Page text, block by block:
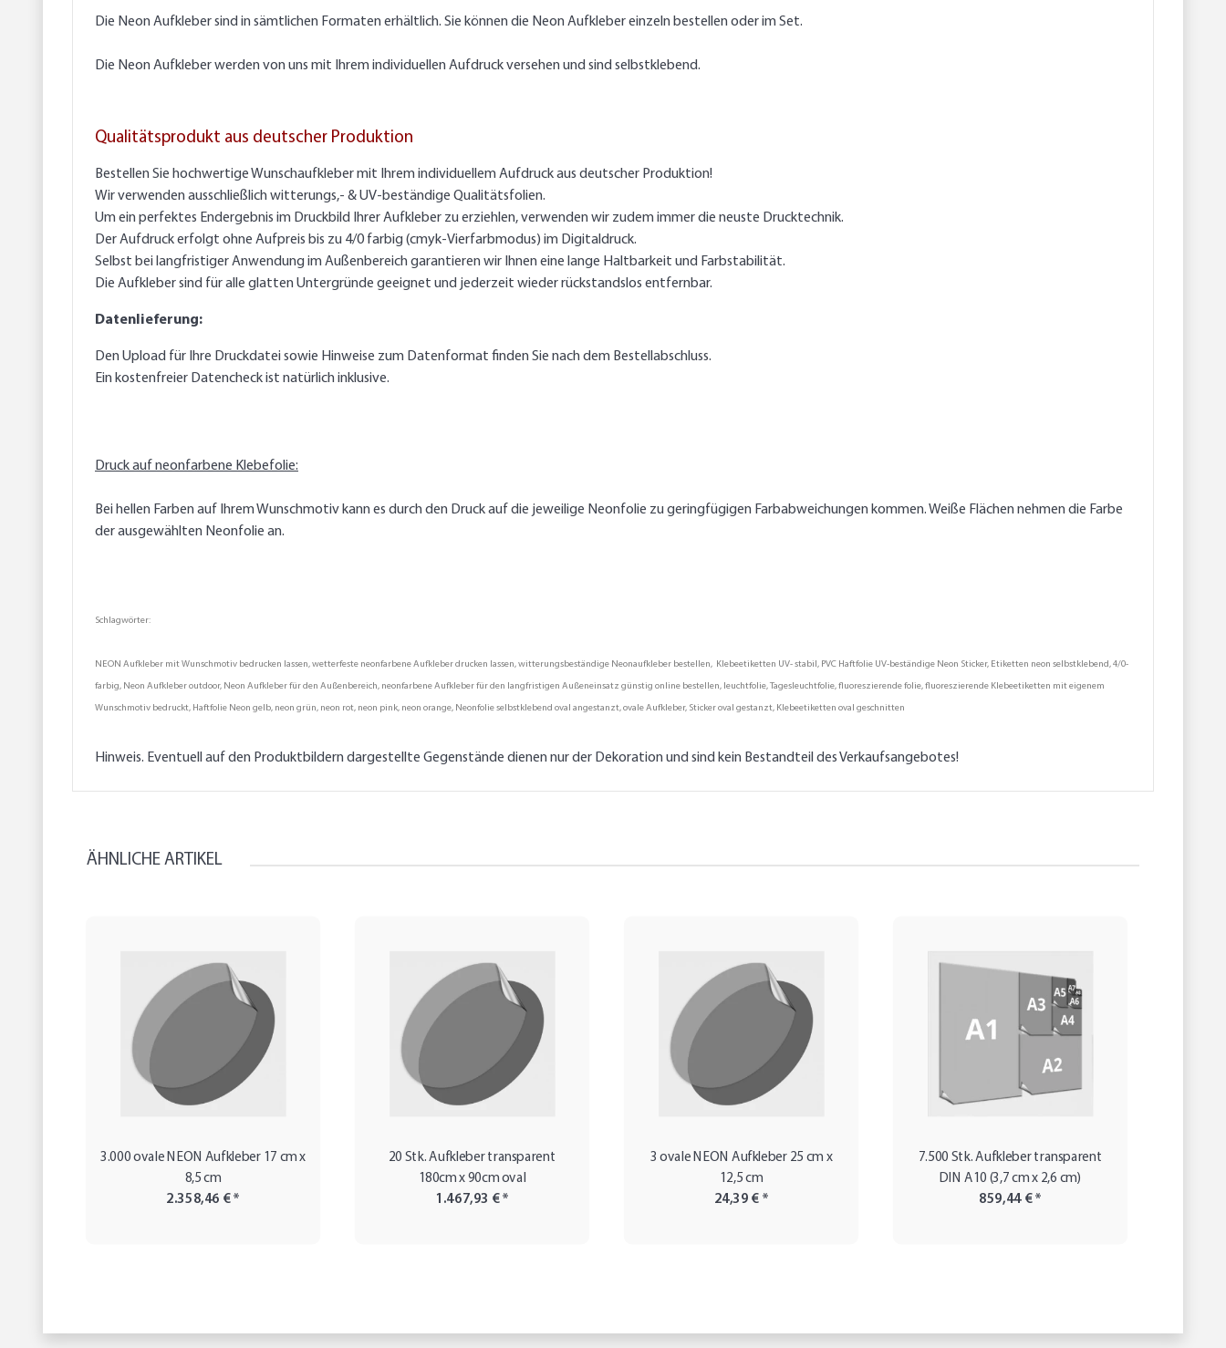
Die Neon Aufkleber sind in sämtlichen Formaten erhältlich. Sie können die Neon Aufkleber einzeln bestellen oder im Set.
Die Neon Aufkleber werden von uns mit Ihrem individuellen Aufdruck versehen und sind selbstklebend.
Qualitätsprodukt aus deutscher Produktion
Bestellen Sie hochwertige Wunschaufkleber mit Ihrem individuellem Aufdruck aus deutscher Produktion!
Wir verwenden ausschließlich witterungs,- & UV-beständige Qualitätsfolien.
Um ein perfektes Endergebnis im Druckbild Ihrer Aufkleber zu erziehlen, verwenden wir zudem immer die neuste Drucktechnik.
Der Aufdruck erfolgt ohne Aufpreis bis zu 4/0 farbig (cmyk-Vierfarbmodus) im Digitaldruck.
Selbst bei langfristiger Anwendung im Außenbereich garantieren wir Ihnen eine lange Haltbarkeit und Farbstabilität.
Die Aufkleber sind für alle glatten Untergründe geeignet und jederzeit wieder rückstandslos entfernbar.
Datenlieferung:
Den Upload für Ihre Druckdatei sowie Hinweise zum Datenformat finden Sie nach dem Bestellabschluss.
Ein kostenfreier Datencheck ist natürlich inklusive.
Druck auf neonfarbene Klebefolie:
Bei hellen Farben auf Ihrem Wunschmotiv kann es durch den Druck auf die jeweilige Neonfolie zu geringfügigen Farbabweichungen kommen. Weiße Flächen nehmen die Farbe
der ausgewählten Neonfolie an.
Schlagwörter:
NEON Aufkleber mit Wunschmotiv bedrucken lassen, wetterfeste neonfarbene Aufkleber drucken lassen, witterungsbeständige Neonaufkleber bestellen, Klebeetiketten UV- stabil, PVC Haftfolie UV-beständige Neon Sticker, Etiketten neon selbstklebend, 4/0-
farbig, Neon Aufkleber outdoor, Neon Aufkleber für den Außenbereich, neonfarbene Aufkleber für den langfristigen Außeneinsatz günstig online bestellen, leuchtfolie, Tagesleuchtfolie, fluoreszierende folie, fluoreszierende Klebeetiketten mit eigenem
Wunschmotiv bedruckt, Haftfolie Neon gelb, neon grün, neon rot, neon pink, neon orange, Neonfolie selbstklebend oval angestanzt, ovale Aufkleber, Sticker oval gestanzt, Klebeetiketten oval geschnitten
Hinweis. Eventuell auf den Produktbildern dargestellte Gegenstände dienen nur der Dekoration und sind kein Bestandteil des Verkaufsangebotes!
ÄHNLICHE ARTIKEL
3.000 ovale NEON Aufkleber 17 cm x
8,5 cm
2.358,46 €*
20 Stk. Aufkleber transparent
180cm x 90cm oval
1.467,93 €*
3 ovale NEON Aufkleber 25 cm x
12,5 cm
24,39 € *
7.500 Stk. Aufkleber transparent
DIN A10 (3,7 cm x 2,6 cm)
859,44 €*